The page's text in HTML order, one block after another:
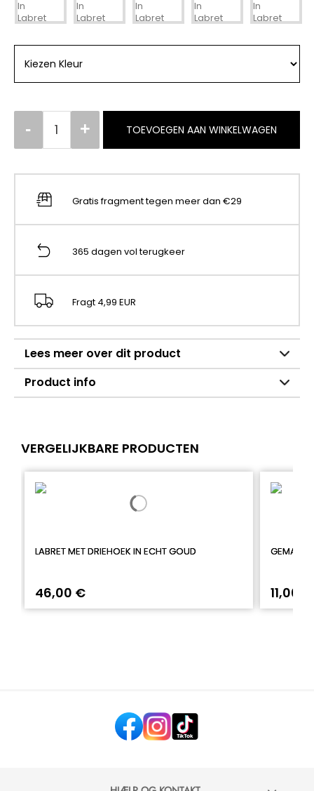
TOEVOEGEN AAN WINKELWAGEN
Gratis fragment tegen meer dan €29
365 dagen vol terugkeer
Fragt 4,99 EUR
Lees meer over dit product
Product info
VERGELIJKBARE PRODUCTEN
LABRET MET DRIEHOEK IN ECHT GOUD
46,00 €
GEMAAKT
11,00 €